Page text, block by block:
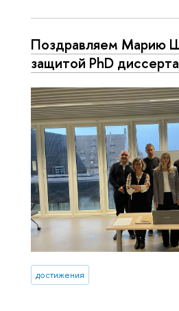
Поздравляем Марию
защитой PhD
достижения